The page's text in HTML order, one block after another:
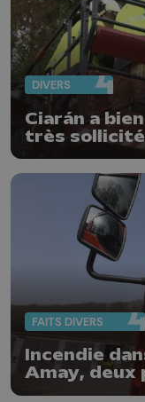
DIVERS
Ciarán a
très
FAITS DIVERS
Incendie
Amay, deux
par les